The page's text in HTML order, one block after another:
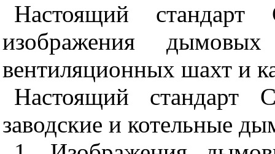
Настоящий стандарт
изображения
вентиляционных шахт и
Настоящий стандарт
заводские и котельные